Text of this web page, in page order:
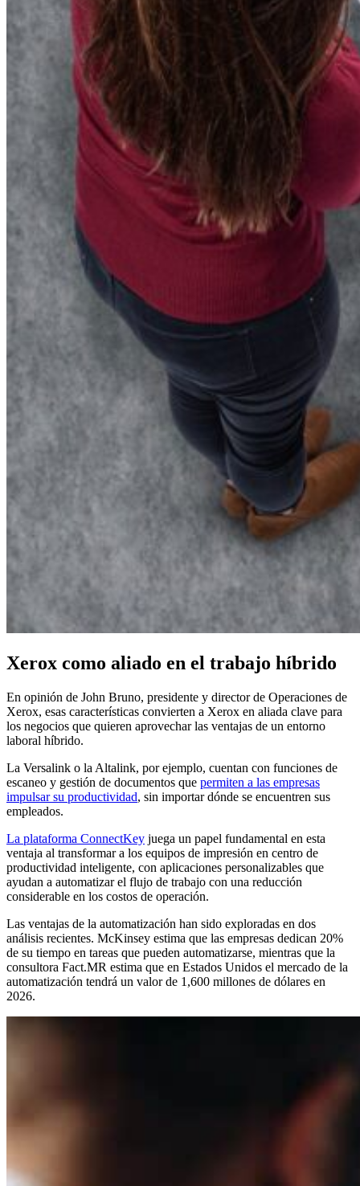
Xerox como aliado en el trabajo híbrido
En opinión de John Bruno, presidente y director de Operaciones de
Xerox, esas características convierten a Xerox en aliada clave para
los negocios que quieren aprovechar las ventajas de un entorno
laboral híbrido.
La Versalink o la Altalink, por ejemplo, cuentan con funciones de
escaneo y gestión de documentos que permiten a las empresas
impulsar su productividad, sin importar dónde se encuentren sus
empleados.
La plataforma ConnectKey juega un papel fundamental en esta
ventaja al transformar a los equipos de impresión en centro de
productividad inteligente, con aplicaciones personalizables que
ayudan a automatizar el flujo de trabajo con una reducción
considerable en los costos de operación.
Las ventajas de la automatización han sido exploradas en dos
análisis recientes. McKinsey estima que las empresas dedican 20%
de su tiempo en tareas que pueden automatizarse, mientras que la
consultora Fact.MR estima que en Estados Unidos el mercado de la
automatización tendrá un valor de 1,600 millones de dólares en
2026.